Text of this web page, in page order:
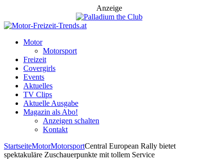
Anzeige
Motor
Motorsport
Freizeit
Covergirls
Events
Aktuelles
TV Clips
Aktuelle Ausgabe
Magazin als Abo!
Anzeigen schalten
Kontakt
StartseiteMotorMotorsportCentral European Rally bietet
spektakuläre Zuschauerpunkte mit tollem Service